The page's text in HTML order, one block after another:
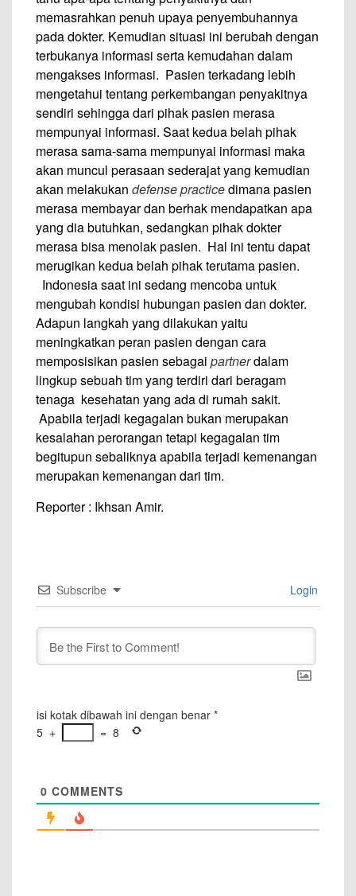
memasrahkan penuh upaya penyembuhannya
pada dokter. Kemudian situasi ini berubah dengan
terbukanya informasi serta kemudahan dalam
mengakses informasi. Pasien terkadang lebih
mengetahui tentang perkembangan penyakitnya
sendiri sehingga dari pihak pasien merasa
mempunyai informasi. Saat kedua belah pihak
merasa sama-sama mempunyai informasi maka
akan muncul perasaan sederajat yang kemudian
akan melakukan defense practicedimana pasien
merasa membayar dan berhak mendapatkan apa
yang dia butuhkan, sedangkan pihak dokter
merasa bisa menolak pasien. Hal ini tentu dapat
merugikan kedua belah pihak terutama pasien.
Indonesia saat ini sedang mencoba untuk
mengubah kondisi hubungan pasien dan dokter.
Adapun langkah yang dilakukan yaitu
meningkatkan peran pasien dengan cara
memposisikan pasien sebagai partnerdalam
lingkup sebuah tim yang terdiri dari beragam
tenaga kesehatan yang ada di rumah sakit.
Apabila terjadi kegagalan bukan merupakan
kesalahan perorangan tetapi kegagalan tim
begitupun sebaliknya apabila terjadi kemenangan
merupakan kemenangan dari tim.
Reporter : Ikhsan Amir.
Subscribe Login
isi kotak dibawah ini dengan benar *
5 + = 8
0 COMMENTS